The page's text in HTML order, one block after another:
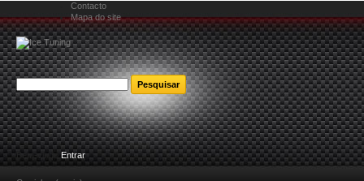
Contacto
Mapa do site
Bem-vindoEntrar